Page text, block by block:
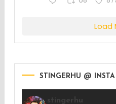
Load
STINGERHU @ INSTA